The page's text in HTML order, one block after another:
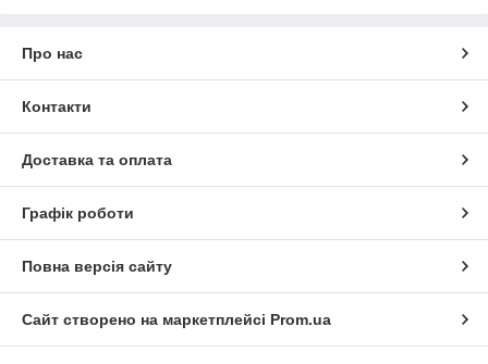
Про нас
Контакти
Доставка та оплата
Графік роботи
Повна версія сайту
Сайт створено на маркетплейсі Prom.ua